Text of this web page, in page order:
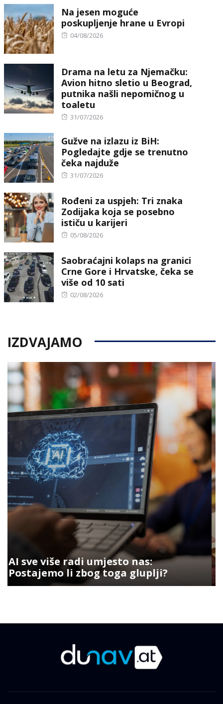
Na jesen moguće
poskupljenje hrane u Evropi
Posted
04/08/2026
Drama na letu za Njemačku:
Avion hitno sletio u Beograd,
putnika našli nepomičnog u
toaletu
Posted
31/07/2026
Gužve na izlazu iz BiH:
Pogledajte gdje se trenutno
čeka najduže
Posted
31/07/2026
Rođeni za uspjeh: Tri znaka
Zodijaka koja se posebno
ističu u karijeri
Posted
05/08/2026
Saobraćajni kolaps na granici
Crne Gore i Hrvatske, čeka se
više od 10 sati
Posted
02/08/2026
IZDVAJAMO
Evrozona više nema novca za
velike subvencije